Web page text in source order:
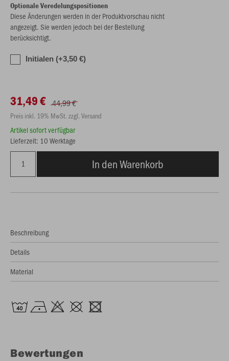
Optionale Veredelungspositionen
Diese Änderungen werden in der Produktvorschau nicht
angezeigt. Sie werden jedoch bei der Bestellung
berücksichtigt.
Initialen (+3,50 €)
31,49 € 44,99 €
Preis inkl. 19% MwSt. zzgl. Versand
Artikel sofort verfügbar
Lieferzeit: 10 Werktage
In den Warenkorb
Beschreibung
Details
Material
Bewertungen